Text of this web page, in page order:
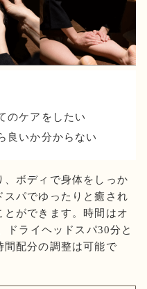
のケアをしたい
良いか分からない
、ボディで身体をしっか
スパでゆったりと癒され
ができます。時間はオ
ドライヘッドスパ30分と
間配分の調整は可能で